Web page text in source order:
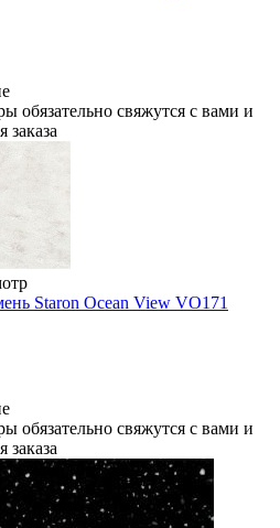
обязательно свяжутся с вами и
заказа
Staron Ocean View VO171
обязательно свяжутся с вами и
заказа